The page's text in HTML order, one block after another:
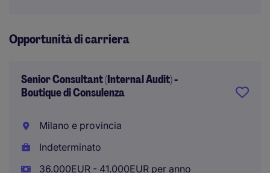
Opportunità di carriera
Senior Consultant (Internal Audit) -
Boutique di Consulenza
Milano e provincia
Indeterminato
36.000EUR - 41.000EUR per anno